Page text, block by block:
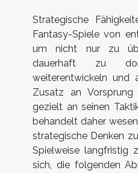
Strategische
Fantasy-Spiele von
um nicht nur zu
dauerhaft zu
weiterentwickeln und
Zusatz an
gezielt an seinen
behandelt daher
strategische Denken
Spielweise langfristig
sich, die folgenden